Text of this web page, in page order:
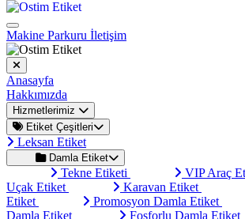
Makine Parkuru İletişim
Anasayfa
Hakkımızda
Hizmetlerimiz
Etiket Çeşitleri
Leksan Etiket
Damla Etiket
Tekne Etiketi
VIP Araç
Uçak Etiket
Karavan Etiket
Etiket
Promosyon Damla Etiket
Damla Etiket
Fosforlu Damla Etiket